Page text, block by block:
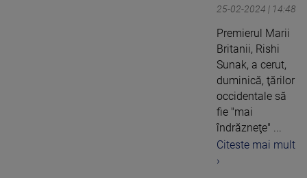
25-02-2024 | 14:48
Premierul Marii
Britanii, Rishi
Sunak, a cerut,
duminică, ţărilor
occidentale să
fie "mai
îndrăzneţe" ...
Citeste mai mult
›